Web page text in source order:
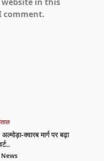
website in this
comment.
क्वारब मार्ग पर बढ़ा
News